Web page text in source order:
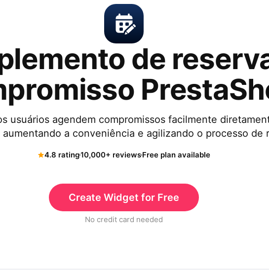
de
usuários agendem compromissos facilmente
aumentando a conveniência e agilizando o processo de
4.8 rating10,000+ reviewsFree plan available
Create Widget for Free
No credit card needed